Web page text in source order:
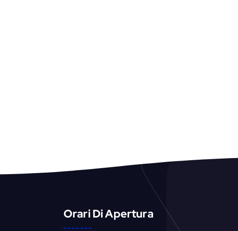
Orari Di Apertura